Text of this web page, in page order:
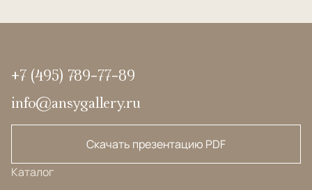
+7 (495) 789-77-89
info@ansygallery.ru
Скачать презентацию PDF
Каталог